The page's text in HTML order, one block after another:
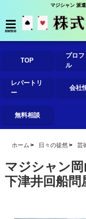
マジシャン 派
menu
TOP
プロ
ル
レパートリ
ー
会社
無料相談
ホーム 日々の徒然 芸
マジシャン
下津井回船問